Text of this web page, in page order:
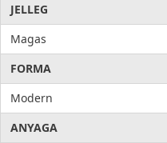
JELLEG
Magas
FORMA
Modern
ANYAGA